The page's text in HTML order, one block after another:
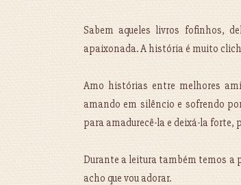
Sabem aqueles livros fofinhos,
apaixonada. A história é muito
Amo histórias entre melhores
amando em silêncio e sofrendo
para amadurecê-la e deixá-la
Durante a leitura também temos a
acho que vou adorar.